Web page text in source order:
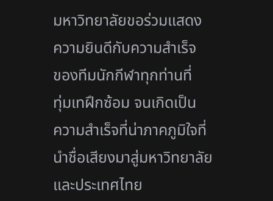
มหาวิทยาลัยขอร่วมแสดง
ความยินดีกับความสำเร็จ
ของทีมนักกีฬาทุกท่านที่
ทุ่มเทฝึกซ้อม จนเกิดเป็น
ความสำเร็จที่น่าภาคภูมิใจที่
นำชื่อเสียงมาสู่มหาวิทยาลัย
และประเทศไทย